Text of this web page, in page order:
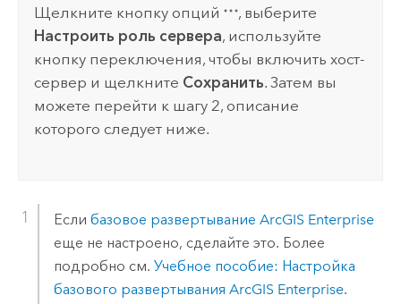
Щелкните кнопку опций
, выберите
Настроить роль сервера, используйте
кнопку переключения, чтобы включить хост-
сервер и щелкните Сохранить. Затем вы
можете перейти к шагу 2, описание
которого следует ниже.
Если базовое развертывание ArcGIS Enterprise
еще не настроено, сделайте это. Более
подробно см. Учебное пособие: Настройка
базового развертывания ArcGIS Enterprise.